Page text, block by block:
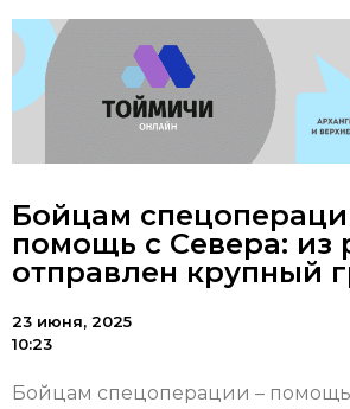
Бойцам
помощь с Севера: из
отправлен крупный
23 июня, 2025
10:23
Бойцам спецоперации – помощь